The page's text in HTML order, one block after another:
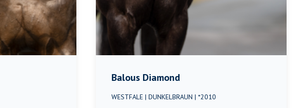
Balous Diamond
WESTFALE | DUNKELBRAUN | *2010